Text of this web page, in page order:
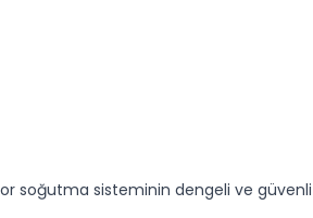
sisteminin dengeli ve güvenli